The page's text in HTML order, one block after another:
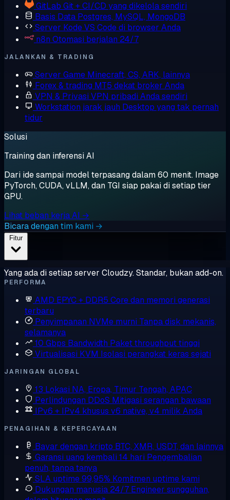
GitLab Git + CI/CD yang dikelola sendiri
Basis Data Postgres, MySQL, MongoDB
Server KodeVS Code di browser Anda
n8n Otomasi berjalan 24/7
JALANKAN & TRADING
Server Game Minecraft, CS, ARK, lainnya
Forex & trading MT5 dekat broker Anda
VPN & Privasi VPN pribadi Anda sendiri
Workstation jarak jauh Desktop yang tak pernah
tidur
Solusi
Training dan inferensi AI
Dari ide sampai model terpasang dalam 60 menit. Image
PyTorch, CUDA, vLLM, dan TGI siap pakai di setiap tier
GPU.
Lihat beban kerja AI →
Bicara dengan tim kami →
Fitur
Yang ada di setiap server Cloudzy. Standar, bukan add-on.
PERFORMA
AMD EPYC + DDR5 Core dan memori generasi
terbaru
Penyimpanan NVMe murni Tanpa disk mekanis,
selamanya
10 Gbps Bandwidth Paket throughput tinggi
Virtualisasi KVM Isolasi perangkat keras sejati
JARINGAN GLOBAL
13 Lokasi NA, Eropa, Timur Tengah, APAC
Perlindungan DDoS Mitigasi serangan bawaan
IPv6 + IPv4 khusus v6 native, v4 milik Anda
PENAGIHAN & KEPERCAYAAN
Bayar dengan kripto BTC, XMR, USDT, dan lainnya
Garansi uang kembali 14 hari Pengembalian
penuh, tanpa tanya
SLA uptime 99,95% Komitmen uptime kami
Dukungan manusia 24/7 Engineer sungguhan,